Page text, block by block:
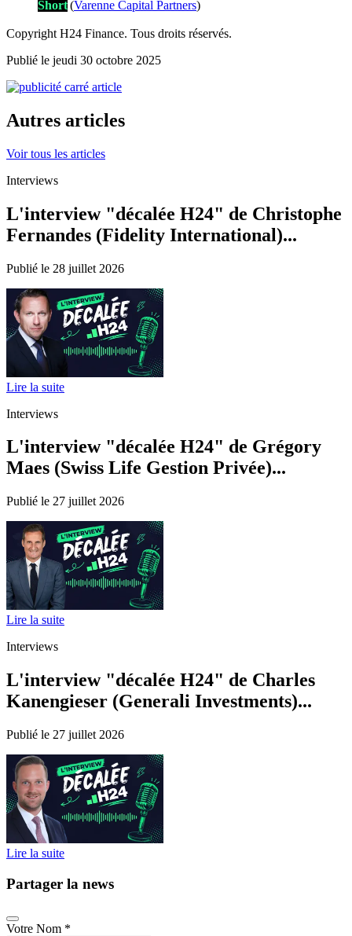
Short(Varenne Capital Partners)
Copyright H24 Finance. Tous droits réservés.
Publié le jeudi 30 octobre 2025
Autres articles
Voir tous les articles
Interviews
L'interview "décalée H24" de Christophe
Fernandes (Fidelity International)...
Publié le 28 juillet 2026
Lire la suite
Interviews
L'interview "décalée H24" de Grégory
Maes (Swiss Life Gestion Privée)...
Publié le 27 juillet 2026
Lire la suite
Interviews
L'interview "décalée H24" de Charles
Kanengieser (Generali Investments)...
Publié le 27 juillet 2026
Lire la suite
Partager la news
Votre Nom *